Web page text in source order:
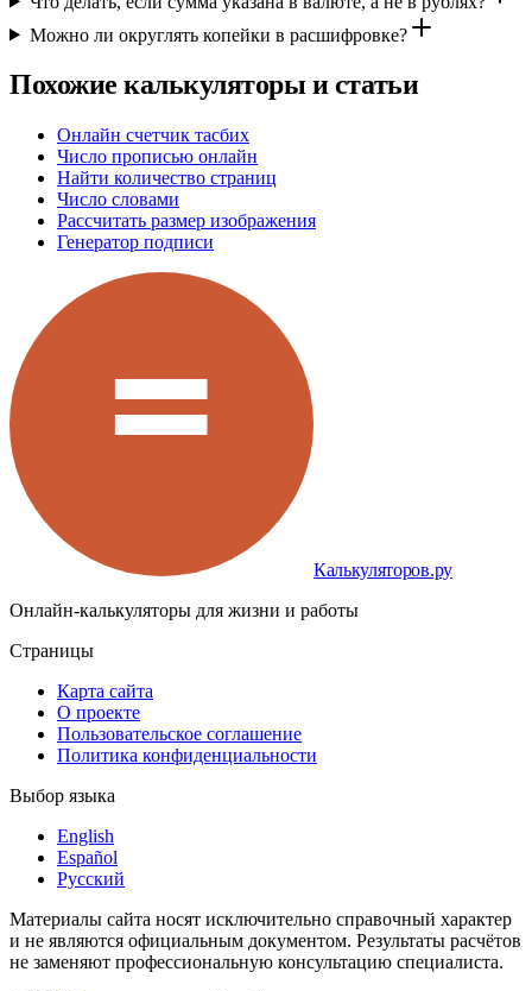
Можно ли округлять копейки в расшифровке?
Похожие калькуляторы и статьи
Онлайн счетчик тасбих
Число прописью онлайн
Найти количество страниц
Число словами
Рассчитать размер изображения
Генератор подписи
Калькуляторов.ру
Онлайн-калькуляторы для жизни и работы
Страницы
Карта сайта
О проекте
Пользовательское соглашение
Политика конфиденциальности
Выбор языка
English
Español
Русский
Материалы сайта носят исключительно справочный характер
и не являются официальным документом. Результаты расчётов
не заменяют профессиональную консультацию специалиста.